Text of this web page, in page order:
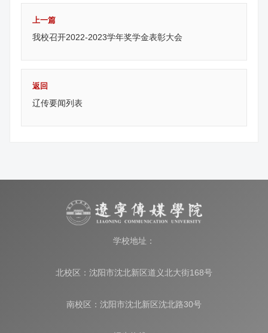
上一篇
我校召开2022-2023学年奖学金表彰大会
返回
辽传要闻列表
学校地址：
北校区：沈阳市沈北新区道义北大街168号
南校区：沈阳市沈北新区沈北路30号